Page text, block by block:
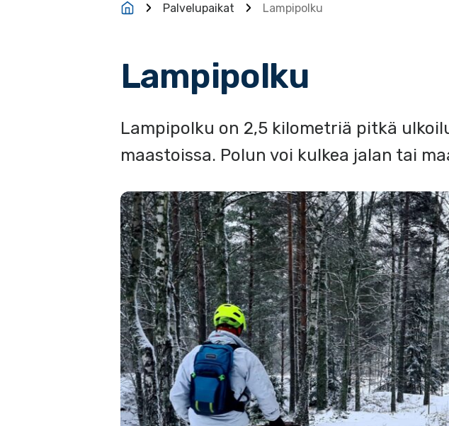
Palvelupaikat Lampipolku
Lampipolku
Lampipolku on 2,5 kilometriä pitkä
maastoissa. Polun voi kulkea jalan tai